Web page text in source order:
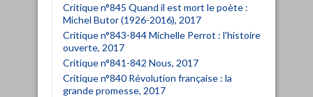
Critique n°845 Quand il est mort le poète :
Michel Butor (1926-2016), 2017
Critique n°843-844 Michelle Perrot : l'histoire
ouverte, 2017
Critique n°841-842 Nous, 2017
Critique n°840 Révolution française : la
grande promesse, 2017